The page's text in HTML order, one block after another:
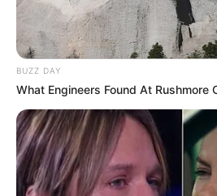
BUZZ DAY
What Engineers Found At Rushmore